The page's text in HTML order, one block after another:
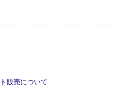
販売について